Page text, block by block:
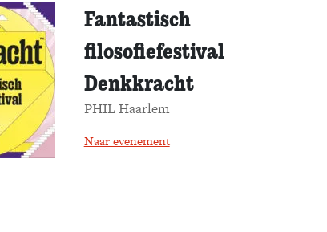
Fantastisch
filosofiefestival
Denkkracht
PHIL Haarlem
Naar evenement